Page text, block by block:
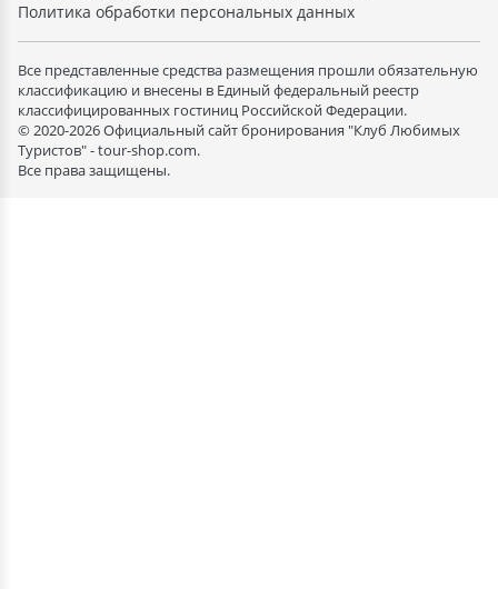
Политика обработки персональных данных
Все представленные средства размещения прошли обязательную
классификацию и внесены в Единый федеральный реестр
классифицированных гостиниц Российской Федерации.
© 2020-2026 Официальный сайт бронирования "Клуб Любимых
Туристов" - tour-shop.com.
Все права защищены.